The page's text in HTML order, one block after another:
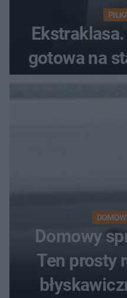
gotowa na
Domowy
Ten prosty